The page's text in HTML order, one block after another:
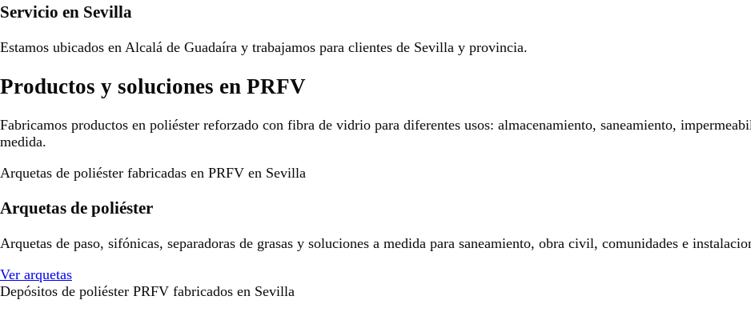
Servicio en Sevilla
Estamos ubicados en Alcalá de Guadaíra y trabajamos para clientes de Sevilla y provincia.
Productos y soluciones en PRFV
Fabricamos productos en poliéster reforzado con fibra de vidrio para diferentes usos: almacenamiento, saneamiento,
medida.
Arquetas de poliéster fabricadas en PRFV en Sevilla
Arquetas de poliéster
Arquetas de paso, sifónicas, separadoras de grasas y soluciones a medida para saneamiento, obra civil, comunidades e
Ver arquetas
Depósitos de poliéster PRFV fabricados en Sevilla